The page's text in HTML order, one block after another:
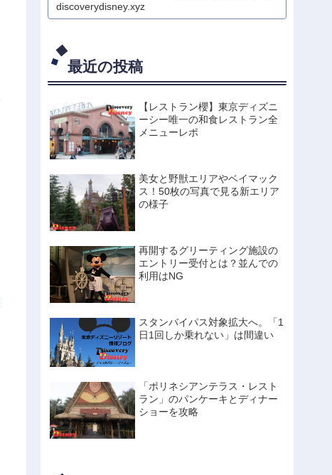
件が明らかに。ミッキ
discoverydisney.xyz
最近の投稿
【レストラン櫻】東京ディズニ
ーシー唯一の和食レストラン全
メニューレポ
美女と野獣エリアやベイマック
ス！50枚の写真で見る新エリア
の様子
再開するグリーティング施設の
エントリー受付とは？並んでの
利用はNG
スタンバイパス対象拡大へ。「1
日1回しか乗れない」は間違い
「ポリネシアンテラス・レスト
ラン」のパンケーキとディナー
ショーを攻略